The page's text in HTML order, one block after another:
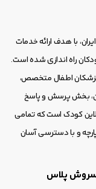
با هدف ارائه خدمات
راه اندازی شده است.
اطفال متخصص،
بخش پرسش و پاسخ
کودک است که تمامی
و با دسترسی آسان
پلاس